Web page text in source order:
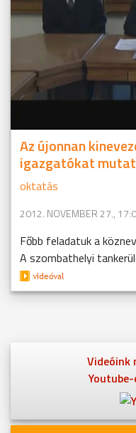
Az újonnan
igazgatókat
oktatás
2012. NOVEMBER 27.,
Főbb feladatuk a
A szombathelyi
Videóink